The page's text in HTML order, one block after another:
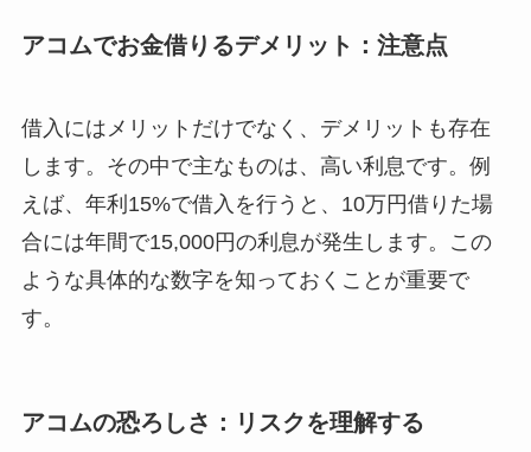
アコムでお金借りるデメリット：注意点
借入にはメリットだけでなく、デメリットも存在
します。その中で主なものは、高い利息です。例
えば、年利15%で借入を行うと、10万円借りた場
合には年間で15,000円の利息が発生します。この
ような具体的な数字を知っておくことが重要で
す。
アコムの恐ろしさ：リスクを理解する